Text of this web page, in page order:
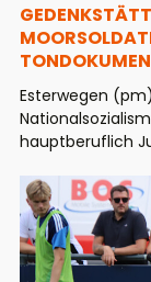
Esterwegen
hauptberuflich